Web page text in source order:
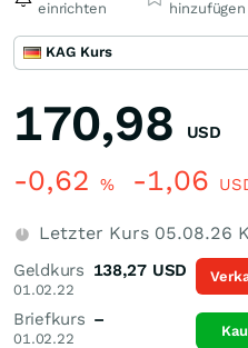
einrichten
hinzufügen
KAG Kurs
170,98 USD
-0,62 % -1,06
Letzter Kurs 05.08.26
Geldkurs
01.02.22
138,27 USD
Briefkurs
01.02.22
–